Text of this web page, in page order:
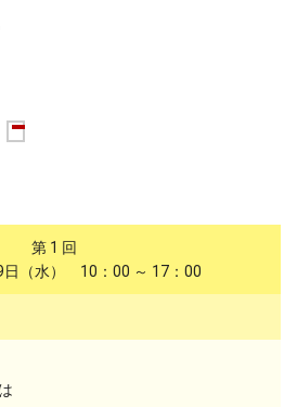
第 1 回
日（水） 10：00 ～ 17：00